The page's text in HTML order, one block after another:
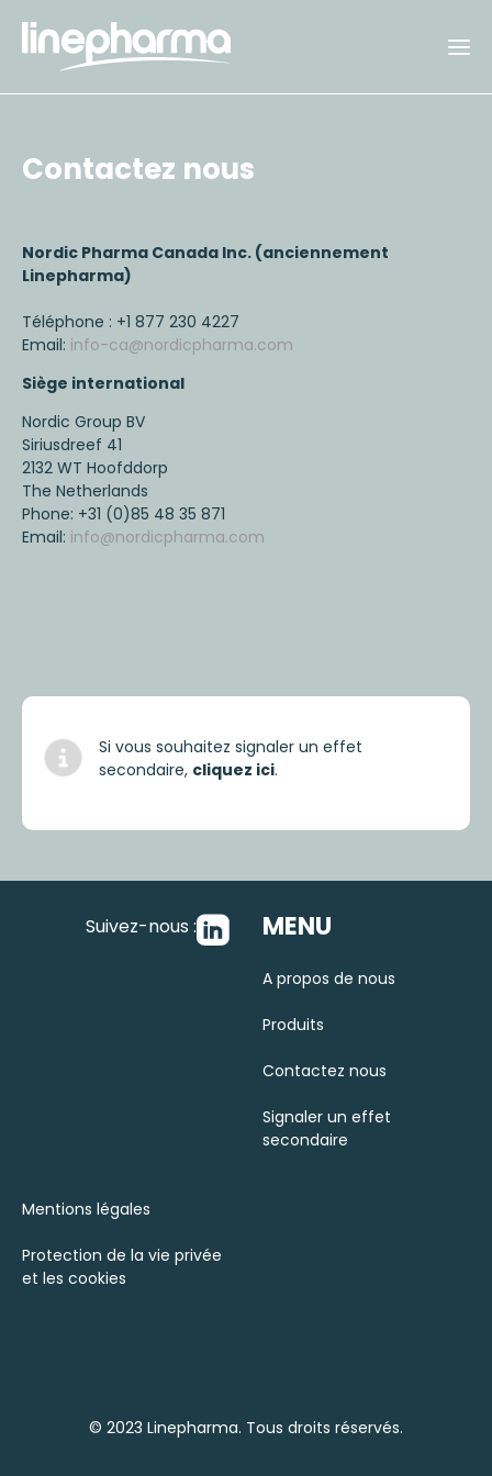
Contactez nous
Nordic Pharma Canada Inc. (anciennement
Linepharma)
Téléphone : +1 877 230 4227
Email: info-ca@nordicpharma.com
Siège international
Nordic Group BV
Siriusdreef 41
2132 WT Hoofddorp
The Netherlands
Phone: +31 (0)85 48 35 871
Email: info@nordicpharma.com
Si vous souhaitez signaler un effet
secondaire, cliquez ici.
Suivez-nous : MENU
A propos de nous
Produits
Contactez nous
Signaler un effet
secondaire
Mentions légales
Protection de la vie privée
et les cookies
© 2023 Linepharma. Tous droits réservés.